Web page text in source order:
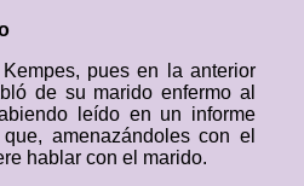
pues en la anterior
de su marido enfermo al
leído en un informe
amenazándoles con el
hablar con el marido.